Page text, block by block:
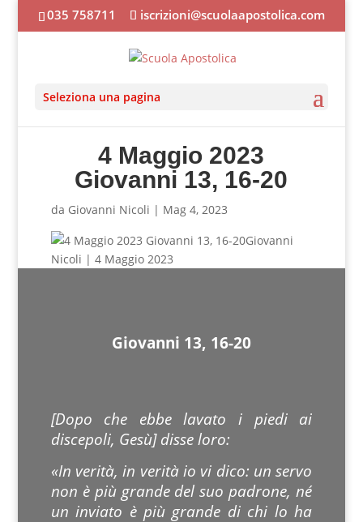
035 758711 iscrizioni@scuolaapostolica.com
Seleziona una pagina
4 Maggio 2023
Giovanni 13, 16-20
da Giovanni Nicoli | Mag 4, 2023
Giovanni
Nicoli | 4 Maggio 2023
Giovanni 13, 16-20
[Dopo che ebbe lavato i piedi ai
discepoli, Gesù] disse loro:
«In verità, in verità io vi dico: un servo
non è più grande del suo padrone, né
un inviato è più grande di chi lo ha